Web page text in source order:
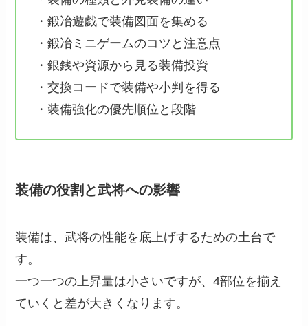
・鍛冶遊戯で装備図面を集める
・鍛冶ミニゲームのコツと注意点
・銀銭や資源から見る装備投資
・交換コードで装備や小判を得る
・装備強化の優先順位と段階
装備の役割と武将への影響
装備は、武将の性能を底上げするための土台で
す。
一つ一つの上昇量は小さいですが、4部位を揃え
ていくと差が大きくなります。